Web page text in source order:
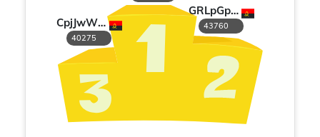
GRLpGpAG
43760
CpjJwWHV
40275